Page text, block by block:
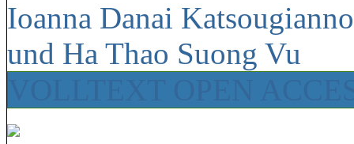
Ioanna Danai
und Ha Thao Suong Vu